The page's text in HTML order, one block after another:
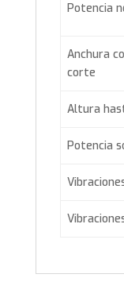
Potencia
Anchura
corte
Altura
Potencia